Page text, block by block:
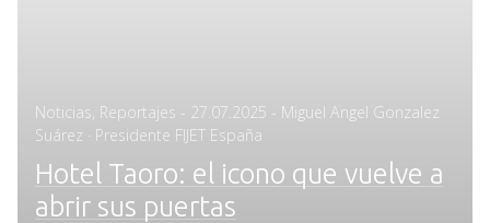
Noticias Reportajes - Posted
on
27.07.2025 - Miguel Angel Gonzalez
Suárez · Presidente FIJET España
Hotel Taoro: el icono que vuelve a
abrir sus puertas